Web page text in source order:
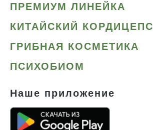
ПРЕМИУМ ЛИНЕЙКА
КИТАЙСКИЙ КОРДИЦЕПС
ГРИБНАЯ КОСМЕТИКА
ПСИХОБИОМ
Наше приложение